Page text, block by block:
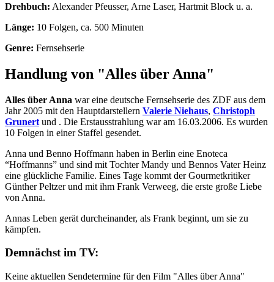
Drehbuch: Alexander Pfeusser, Arne Laser, Hartmit Block u. a.
Länge: 10 Folgen, ca. 500 Minuten
Genre: Fernsehserie
Handlung von "Alles über Anna"
Alles über Anna war eine deutsche Fernsehserie des ZDF aus dem
Jahr 2005 mit den Hauptdarstellern Valerie Niehaus, Christoph
Grunert und . Die Erstausstrahlung war am 16.03.2006. Es wurden
10 Folgen in einer Staffel gesendet.
Anna und Benno Hoffmann haben in Berlin eine Enoteca
“Hoffmanns” und sind mit Tochter Mandy und Bennos Vater Heinz
eine glückliche Familie. Eines Tage kommt der Gourmetkritiker
Günther Peltzer und mit ihm Frank Verweeg, die erste große Liebe
von Anna.
Annas Leben gerät durcheinander, als Frank beginnt, um sie zu
kämpfen.
Demnächst im TV:
Keine aktuellen Sendetermine für den Film "Alles über Anna"